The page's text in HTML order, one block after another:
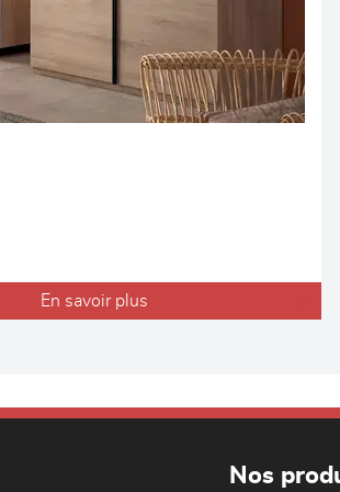
En savoir plus
Nos